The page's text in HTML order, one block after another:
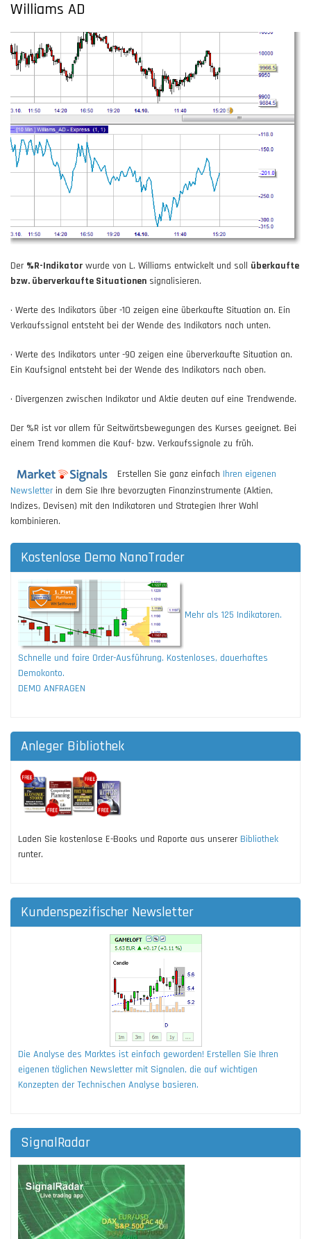
Williams AD
Der %R-Indikator wurde von L. Williams entwickelt und soll überkaufte
bzw. überverkaufte Situationen signalisieren.
• Werte des Indikators über -10 zeigen eine überkaufte Situation an. Ein
Verkaufssignal entsteht bei der Wende des Indikators nach unten.
• Werte des Indikators unter -90 zeigen eine überverkaufte Situation an.
Ein Kaufsignal entsteht bei der Wende des Indikators nach oben.
• Divergenzen zwischen Indikator und Aktie deuten auf eine Trendwende.
Der %R ist vor allem für Seitwärtsbewegungen des Kurses geeignet. Bei
einem Trend kommen die Kauf- bzw. Verkaufssignale zu früh.
Erstellen Sie ganz einfach Ihren eigenen
Newsletterin dem Sie Ihre bevorzugten Finanzinstrumente (Aktien,
Indizes, Devisen) mit den Indikatoren und Strategien Ihrer Wahl
kombinieren.
Kostenlose Demo NanoTrader
Mehr als 125 Indikatoren.
Schnelle und faire Order-Ausführung. Kostenloses, dauerhaftes
Demokonto.
DEMO ANFRAGEN
Anleger Bibliothek
Laden Sie kostenlose E-Books und Raporte aus unserer Bibliothek
runter.
Kundenspezifischer Newsletter
Die Analyse des Marktes ist einfach geworden! Erstellen Sie Ihren
eigenen täglichen Newsletter mit Signalen, die auf wichtigen
Konzepten der Technischen Analyse basieren.
SignalRadar